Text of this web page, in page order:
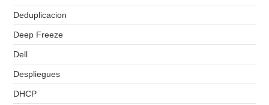
Deduplicacion
Deep Freeze
Dell
Despliegues
DHCP